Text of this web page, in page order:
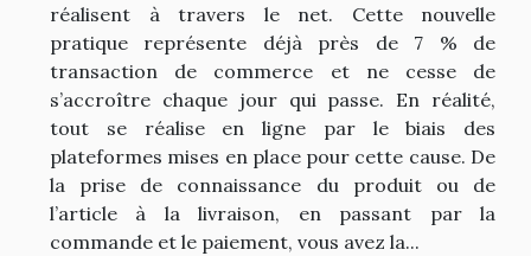
réalisent à travers le net. Cette nouvelle
pratique représente déjà près de 7 % de
transaction de commerce et ne cesse de
s’accroître chaque jour qui passe. En réalité,
tout se réalise en ligne par le biais des
plateformes mises en place pour cette cause. De
la prise de connaissance du produit ou de
l’article à la livraison, en passant par la
commande et le paiement, vous avez la...